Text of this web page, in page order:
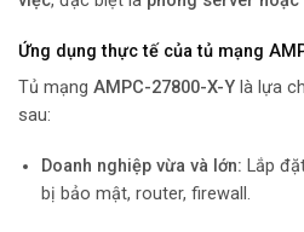
Ứng dụng thực tế của tủ mạng
Tủ mạng AMPC-27800-X-Y là lựa
sau:
Doanh nghiệp vừa và lớn: Lắp
bị bảo mật, router, firewall.